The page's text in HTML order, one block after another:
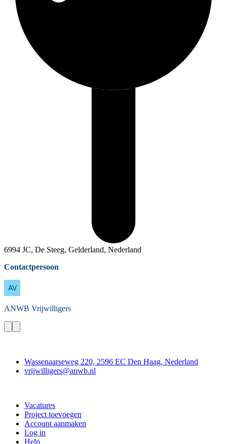
6994 JC, De Steeg, Gelderland, Nederland
Contactpersoon
ANWB Vrijwilligers
Wassenaarseweg 220, 2596 EC Den Haag, Nederland
vrijwilligers@anwb.nl
Vacatures
Project toevoegen
Account aanmaken
Log in
Help